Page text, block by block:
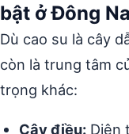
bật ở Đông
Dù cao su là cây
còn là trung tâm
trọng khác:
Cây điều: Diện